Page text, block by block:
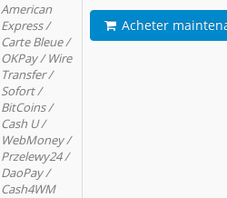
American
Express /
Carte Bleue /
OKPay / Wire
Transfer /
Sofort /
BitCoins /
Cash U /
WebMoney /
Przelewy24 /
DaoPay /
Cash4WM
Acheter